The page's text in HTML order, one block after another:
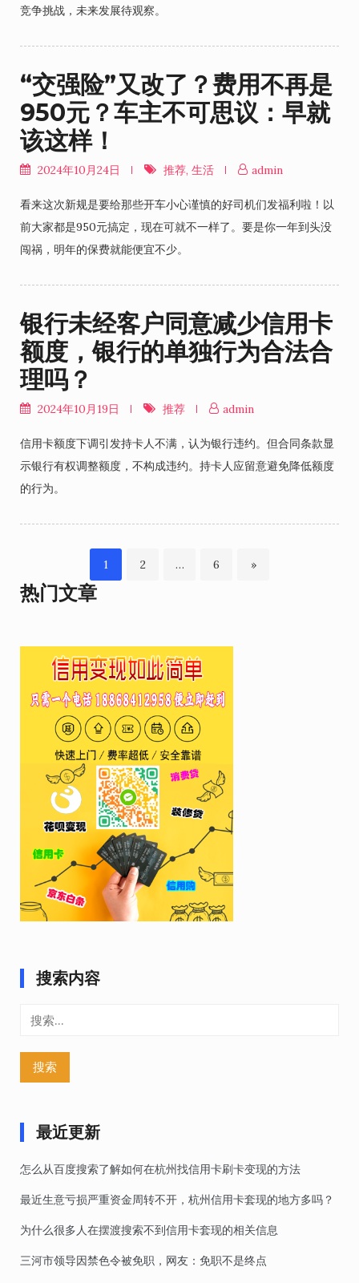
竞争挑战，未来发展待观察。
“交强险”又改了？费用不再是
950元？车主不可思议：早就
该这样！
2024年10月24日 推荐, 生活 admin
看来这次新规是要给那些开车小心谨慎的好司机们发福利啦！以
前大家都是950元搞定，现在可就不一样了。要是你一年到头没
闯祸，明年的保费就能便宜不少。
银行未经客户同意减少信用卡
额度，银行的单独行为合法合
理吗？
2024年10月19日 推荐 admin
信用卡额度下调引发持卡人不满，认为银行违约。但合同条款显
示银行有权调整额度，不构成违约。持卡人应留意避免降低额度
的行为。
文
分
Page
1 Page
2 … Page
6 »
热门文章
搜索内容
最近更新
怎么从百度搜索了解如何在杭州找信用卡刷卡变现的方法
最近生意亏损严重资金周转不开，杭州信用卡套现的地方多吗？
为什么很多人在摆渡搜索不到信用卡套现的相关信息
三河市领导因禁色令被免职，网友：免职不是终点